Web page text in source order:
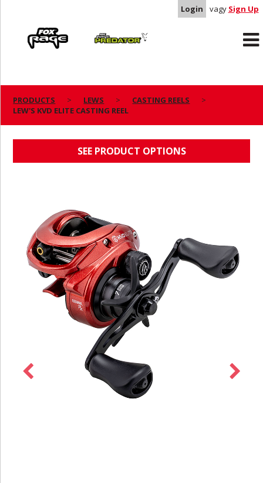
Login vagy Sign Up
Predator
PRODUCTS LEWS
CASTING REELS
LEW'S KVD ELITE CASTING REEL
SEE PRODUCT OPTIONS